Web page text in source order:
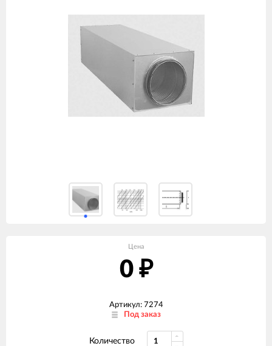
Цена
0 ₽
Артикул: 7274
Под заказ
Количество